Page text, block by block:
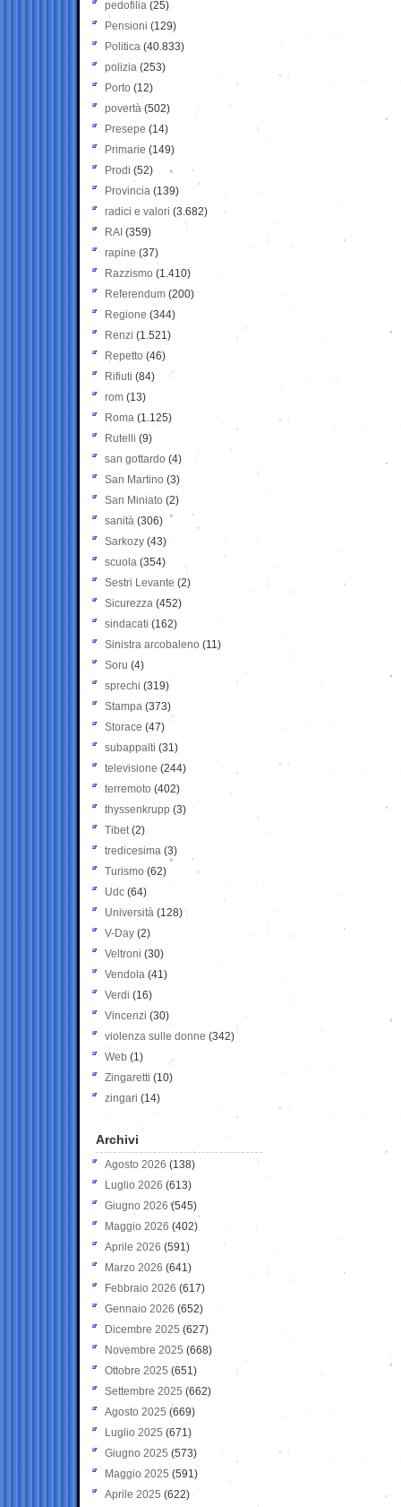
pedofilia (25)
Pensioni (129)
Politica (40.833)
polizia (253)
Porto (12)
povertà (502)
Presepe (14)
Primarie (149)
Prodi (52)
Provincia (139)
radici e valori (3.682)
RAI (359)
rapine (37)
Razzismo (1.410)
Referendum (200)
Regione (344)
Renzi (1.521)
Repetto (46)
Rifiuti (84)
rom (13)
Roma (1.125)
Rutelli (9)
san gottardo (4)
San Martino (3)
San Miniato (2)
sanità (306)
Sarkozy (43)
scuola (354)
Sestri Levante (2)
Sicurezza (452)
sindacati (162)
Sinistra arcobaleno (11)
Soru (4)
sprechi (319)
Stampa (373)
Storace (47)
subappalti (31)
televisione(244)
terremoto (402)
thyssenkrupp (3)
Tibet(2)
tredicesima (3)
Turismo (62)
Udc (64)
Università (128)
V-Day (2)
Veltroni (30)
Vendola (41)
Verdi (16)
Vincenzi (30)
violenza sulle donne (342)
Web (1)
Zingaretti (10)
zingari (14)
Archivi
Agosto 2026 (138)
Luglio 2026 (613)
Giugno 2026 (545)
Maggio 2026 (402)
Aprile 2026 (591)
Marzo 2026 (641)
Febbraio 2026 (617)
Gennaio 2026 (652)
Dicembre 2025 (627)
Novembre 2025 (668)
Ottobre 2025 (651)
Settembre 2025 (662)
Agosto 2025 (669)
Luglio 2025 (671)
Giugno 2025 (573)
Maggio 2025 (591)
Aprile 2025 (622)